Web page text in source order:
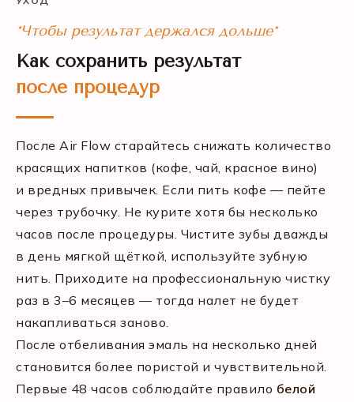
*Чтобы результат держался дольше*
Как сохранить результат
после процедур
После Air Flow старайтесь снижать количество
красящих напитков (кофе, чай, красное вино)
и вредных привычек. Если пить кофе — пейте
через трубочку. Не курите хотя бы несколько
часов после процедуры. Чистите зубы дважды
в день мягкой щёткой, используйте зубную
нить. Приходите на профессиональную чистку
раз в 3–6 месяцев — тогда налет не будет
накапливаться заново.
После отбеливания эмаль на несколько дней
становится более пористой и чувствительной.
Первые 48 часов соблюдайте правило белой